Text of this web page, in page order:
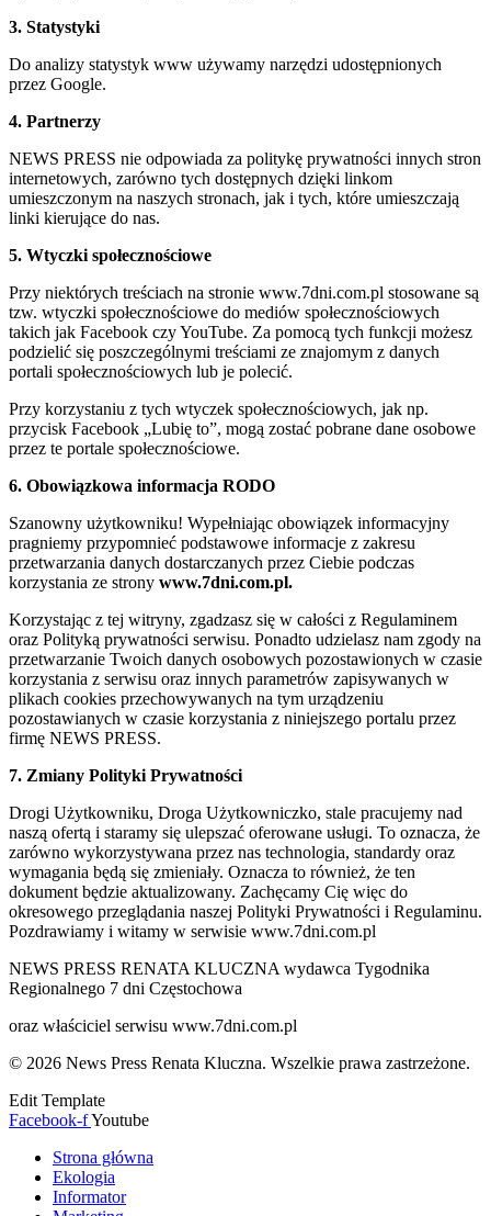
3. Statystyki
Do analizy statystyk www używamy narzędzi udostępnionych
przez Google.
4. Partnerzy
NEWS PRESS nie odpowiada za politykę prywatności innych stron
internetowych, zarówno tych dostępnych dzięki linkom
umieszczonym na naszych stronach, jak i tych, które umieszczają
linki kierujące do nas.
5. Wtyczki społecznościowe
Przy niektórych treściach na stronie www.7dni.com.pl stosowane są
tzw. wtyczki społecznościowe do mediów społecznościowych
takich jak Facebook czy YouTube. Za pomocą tych funkcji możesz
podzielić się poszczególnymi treściami ze znajomym z danych
portali społecznościowych lub je polecić.
Przy korzystaniu z tych wtyczek społecznościowych, jak np.
przycisk Facebook „Lubię to”, mogą zostać pobrane dane osobowe
przez te portale społecznościowe.
6. Obowiązkowa informacja RODO
Szanowny użytkowniku! Wypełniając obowiązek informacyjny
pragniemy przypomnieć podstawowe informacje z zakresu
przetwarzania danych dostarczanych przez Ciebie podczas
korzystania ze strony www.7dni.com.pl.
Korzystając z tej witryny, zgadzasz się w całości z Regulaminem
oraz Polityką prywatności serwisu. Ponadto udzielasz nam zgody na
przetwarzanie Twoich danych osobowych pozostawionych w czasie
korzystania z serwisu oraz innych parametrów zapisywanych w
plikach cookies przechowywanych na tym urządzeniu
pozostawianych w czasie korzystania z niniejszego portalu przez
firmę NEWS PRESS.
7. Zmiany Polityki Prywatności
Drogi Użytkowniku, Droga Użytkowniczko, stale pracujemy nad
naszą ofertą i staramy się ulepszać oferowane usługi. To oznacza, że
zarówno wykorzystywana przez nas technologia, standardy oraz
wymagania będą się zmieniały. Oznacza to również, że ten
dokument będzie aktualizowany. Zachęcamy Cię więc do
okresowego przeglądania naszej Polityki Prywatności i Regulaminu.
Pozdrawiamy i witamy w serwisie www.7dni.com.pl
NEWS PRESS RENATA KLUCZNA wydawca Tygodnika
Regionalnego 7 dni Częstochowa
oraz właściciel serwisu www.7dni.com.pl
© 2026 News Press Renata Kluczna. Wszelkie prawa zastrzeżone.
Edit Template
Facebook-fYoutube
Strona główna
Ekologia
Informator